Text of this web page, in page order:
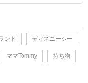
ンド ディズニーシー
ママTommy 持ち物